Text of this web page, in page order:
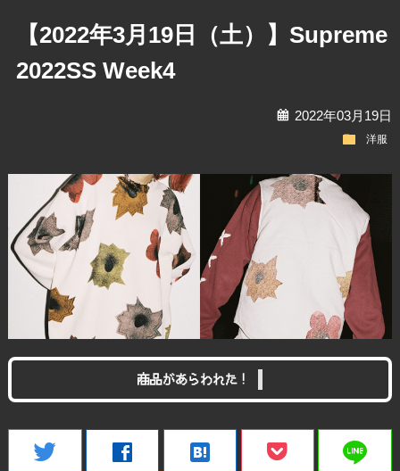
【2022年3月19日（土）】Supreme
2022SS Week4
calendar2022年03月19日
folder 洋服
商品があらわれた！
twitter facebook hatenabookmark line